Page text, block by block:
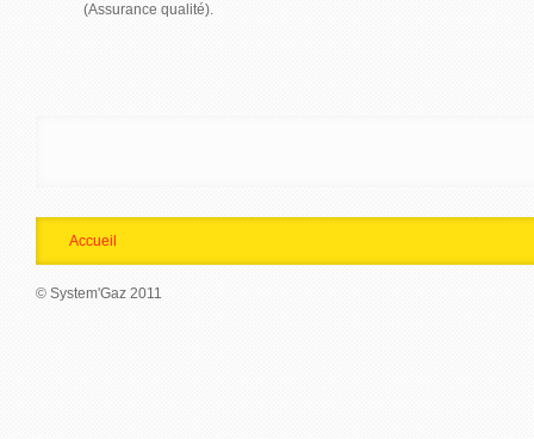
(Assurance qualité).
Accueil
© System'Gaz 2011